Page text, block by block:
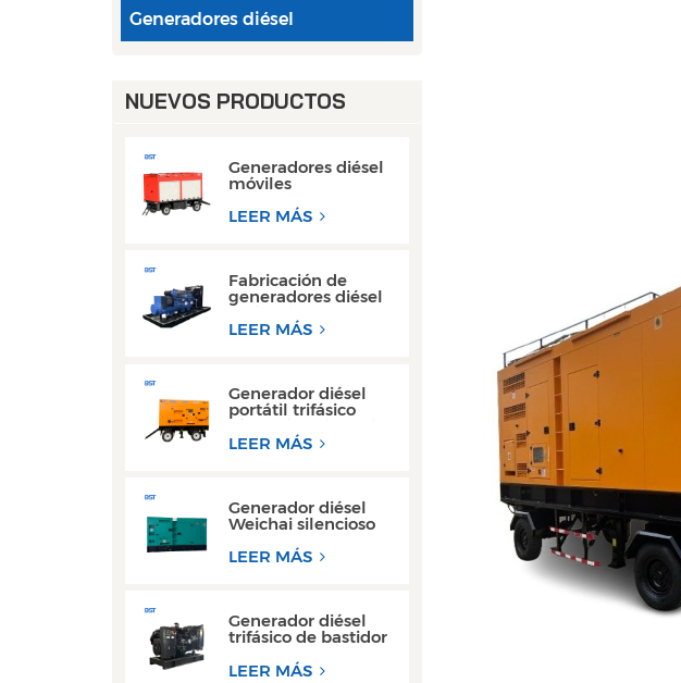
Generadores diésel
NUEVOS PRODUCTOS
Generadores diésel
móviles
motor Cummins
LEER MÁS
Fabricación de
generadores diésel
Weichai de 300 kW
con motor de
LEER MÁS
Generador diésel
portátil trifásico
súper silencioso, tipo
remolque, de 200
LEER MÁS
Generador diésel
Weichai silencioso
150 kVA y 200 kVA,
LEER MÁS
Generador diésel
trifásico de bastidor
rendimiento con
LEER MÁS